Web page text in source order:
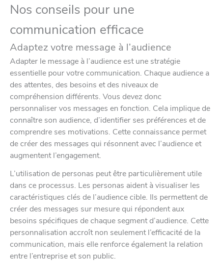
Nos conseils pour une
communication efficace
Adaptez votre message à l’audience
Adapter le message à l’audience est une stratégie
essentielle pour votre communication. Chaque audience a
des attentes, des besoins et des niveaux de
compréhension différents. Vous devez donc
personnaliser vos messages en fonction. Cela implique de
connaître son audience, d’identifier ses préférences et de
comprendre ses motivations. Cette connaissance permet
de créer des messages qui résonnent avec l’audience et
augmentent l’engagement.
L’utilisation de personas peut être particulièrement utile
dans ce processus. Les personas aident à visualiser les
caractéristiques clés de l’audience cible. Ils permettent de
créer des messages sur mesure qui répondent aux
besoins spécifiques de chaque segment d’audience. Cette
personnalisation accroît non seulement l’efficacité de la
communication, mais elle renforce également la relation
entre l’entreprise et son public.